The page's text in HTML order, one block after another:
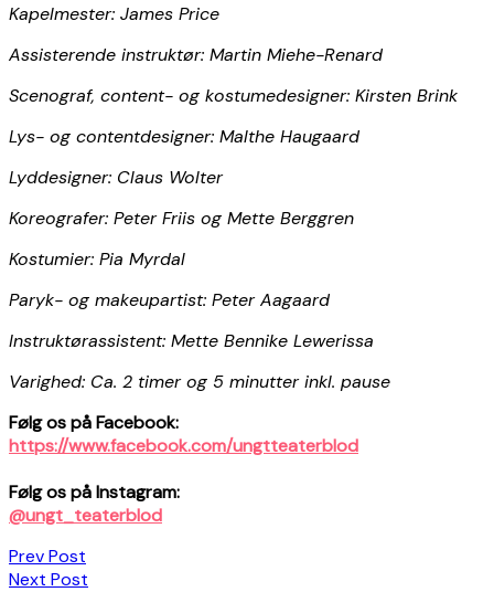
Kapelmester: James Price
Assisterende instruktør: Martin Miehe-Renard
Scenograf, content- og kostumedesigner: Kirsten Brink
Lys- og contentdesigner: Malthe Haugaard
Lyddesigner: Claus Wolter
Koreografer: Peter Friis og Mette Berggren
Kostumier: Pia Myrdal
Paryk- og makeupartist: Peter Aagaard
Instruktørassistent: Mette Bennike Lewerissa
Varighed: Ca. 2 timer og 5 minutter inkl. pause
Følg os på Facebook:
https://www.facebook.com/ungtteaterblod
Følg os på Instagram:
@ungt_teaterblod
Indlægsnavigation
Prev Post
Next Post